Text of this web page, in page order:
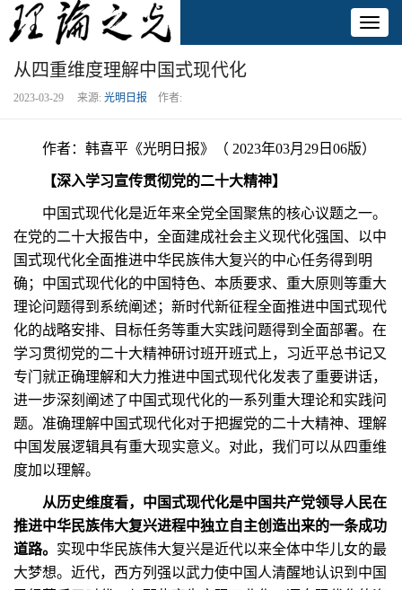
从四重维度理解中国式现代化
2023-03-29 来源: 光明日报 作者:
作者：韩喜平《光明日报》（ 2023年03月29日06版）
【深入学习宣传贯彻党的二十大精神】
中国式现代化是近年来全党全国聚焦的核心议题之一。
在党的二十大报告中，全面建成社会主义现代化强国、以中
国式现代化全面推进中华民族伟大复兴的中心任务得到明
确；中国式现代化的中国特色、本质要求、重大原则等重大
理论问题得到系统阐述；新时代新征程全面推进中国式现代
化的战略安排、目标任务等重大实践问题得到全面部署。在
学习贯彻党的二十大精神研讨班开班式上，习近平总书记又
专门就正确理解和大力推进中国式现代化发表了重要讲话，
进一步深刻阐述了中国式现代化的一系列重大理论和实践问
题。准确理解中国式现代化对于把握党的二十大精神、理解
中国发展逻辑具有重大现实意义。对此，我们可以从四重维
度加以理解。
从历史维度看，中国式现代化是中国共产党领导人民在
推进中华民族伟大复兴进程中独立自主创造出来的一条成功
道路。 实现中华民族伟大复兴是近代以来全体中华儿女的最
大梦想。近代，西方列强以武力使中国人清醒地认识到中国